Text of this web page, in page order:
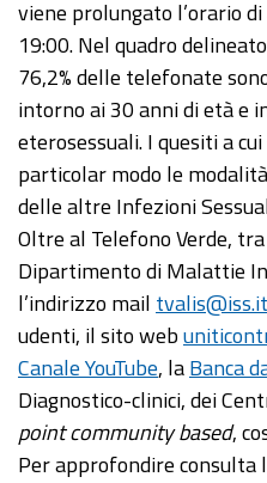
viene prolungato l’orario
19:00. Nel quadro
76,2% delle telefonate
intorno ai 30 anni di età e
eterosessuali. I quesiti a
particolar modo le
delle altre Infezioni
Oltre al Telefono Verde,
Dipartimento di Malattie
l’indirizzo mail tvalis@iss.it
udenti, il sito web
Canale YouTube, laBanca
Diagnostico-clinici, dei
point community based,
Per approfondire consulta